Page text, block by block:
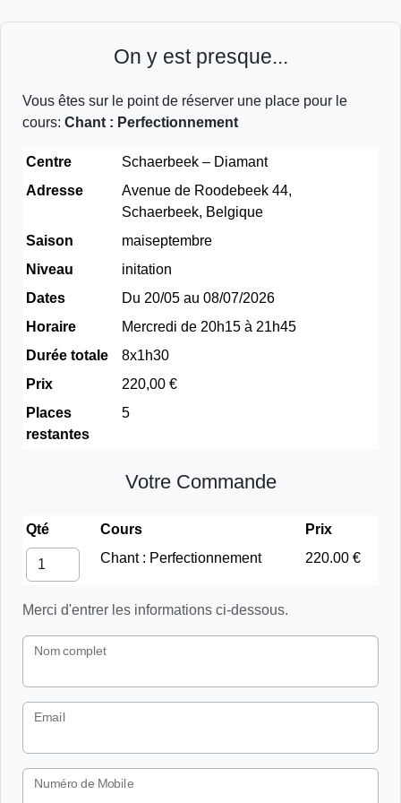
On y est presque...
Vous êtes sur le point de réserver une place pour le
cours: Chant : Perfectionnement
Centre
Schaerbeek – Diamant
Adresse
Avenue de Roodebeek 44,
Schaerbeek, Belgique
Saison
maiseptembre
Niveau
initation
Dates
Du 20/05 au 08/07/2026
Horaire
Mercredi de 20h15 à 21h45
Durée totale
8x1h30
Prix
220,00 €
Places
restantes
5
Votre Commande
Qté Cours
Prix
Chant : Perfectionnement
220.00 €
Merci d'entrer les informations ci-dessous.
Nom complet
Email
Numéro de Mobile